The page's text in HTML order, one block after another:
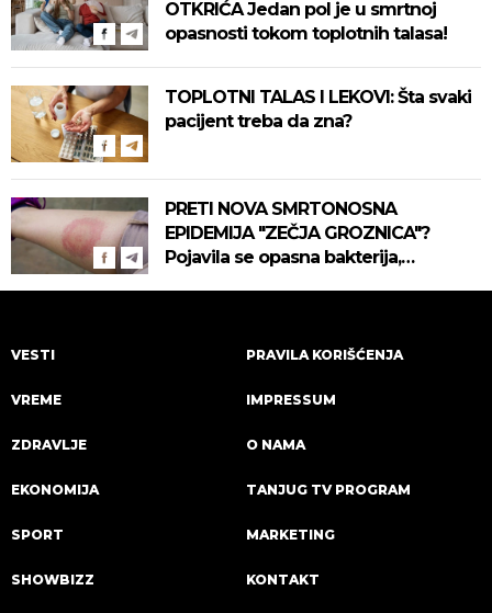
OTKRIĆA Jedan pol je u smrtnoj
opasnosti tokom toplotnih talasa!
TOPLOTNI TALAS I LEKOVI: Šta svaki
pacijent treba da zna?
PRETI NOVA SMRTONOSNA
EPIDEMIJA "ZEČJA GROZNICA"?
Pojavila se opasna bakterija,
VESTI
VREME
ZDRAVLJE
EKONOMIJA
SPORT
SHOWBIZZ
PRAVILA KORIŠĆENJA
IMPRESSUM
O NAMA
TANJUG TV PROGRAM
MARKETING
KONTAKT